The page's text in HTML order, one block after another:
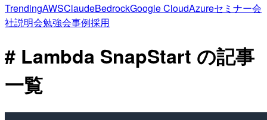
TrendingAWSClaudeBedrockGoogle CloudAzureセミナー会
社説明会勉強会事例採用
# Lambda SnapStart の記事
一覧